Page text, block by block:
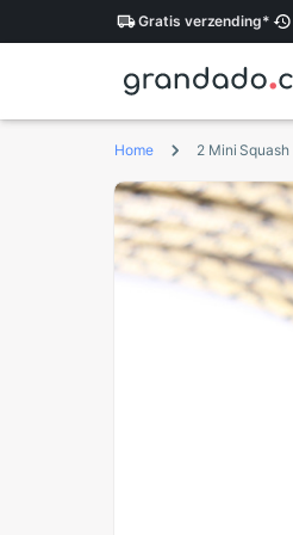
Gratis verzending*
Home